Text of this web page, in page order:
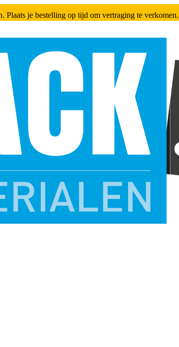
Plaats je bestelling op tijd om vertraging te verkomen.